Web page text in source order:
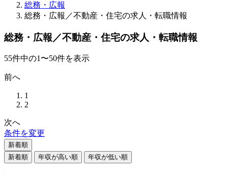
総務・広報
総務・広報／不動産・住宅の求人・転職情報
総務・広報／不動産・住宅の求人・転職情報
55件中の1〜50件を表示
前へ
1
2
次へ
条件を変更
新着順
新着順
年収が高い順 年収が低い順